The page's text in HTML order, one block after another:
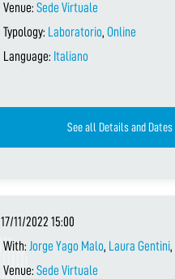
Venue: Sede Virtuale
Typology: Laboratorio, Online
Language: Italiano
See all Details and Dates
17/11/2022 15:00
With: Jorge Yago Malo, Laura Gentini,
Venue: Sede Virtuale